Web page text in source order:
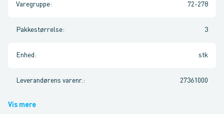
Varegruppe: 72-278
Pakkestørrelse: 3
Enhed : stk
Leverandørens varenr. : 27361000
Vis mere